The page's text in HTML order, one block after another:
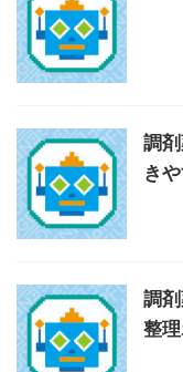
調
き
調
整